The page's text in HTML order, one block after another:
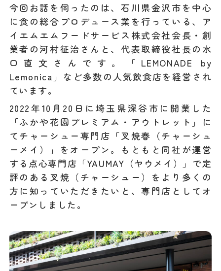
今回お話を伺ったのは、石川県金沢市を中心
に食の総合プロデュース業を行っている、ア
イエムエムフードサービス株式会社会長・創
業者の河村征治さんと、代表取締役社長の水
口直文さんです。「LEMONADE by
Lemonica」など多数の人気飲食店を経営され
ています。
2022年10月20日に埼玉県深谷市に開業した
「ふかや花園プレミアム・アウトレット」に
てチャーシュー専門店「叉焼春（チャーシュ
ーメイ）」をオープン。もともと同社が運営
する点心専門店「​​YAUMAY（ヤウメイ）」で定
評のある叉焼（チャーシュー）をより多くの
方に知っていただきたいと、専門店としてオ
ープンしました。